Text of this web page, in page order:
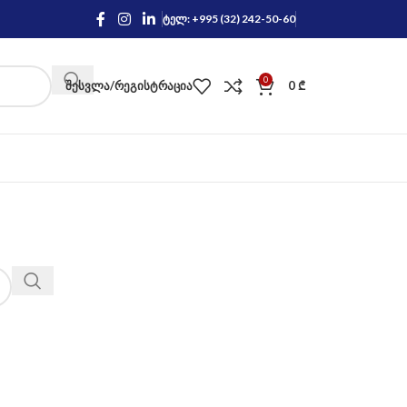
ტელ: +995 (32) 242-50-60
ᲨᲔᲡᲕᲚᲐ/ᲠᲔᲒᲘᲡᲢᲠᲐᲪᲘᲐ 0 0₾